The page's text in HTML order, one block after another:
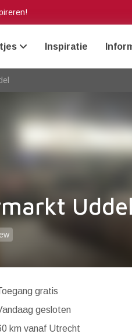
Inspiratie
gratis
Vandaag gesloten
km vanaf Utrecht